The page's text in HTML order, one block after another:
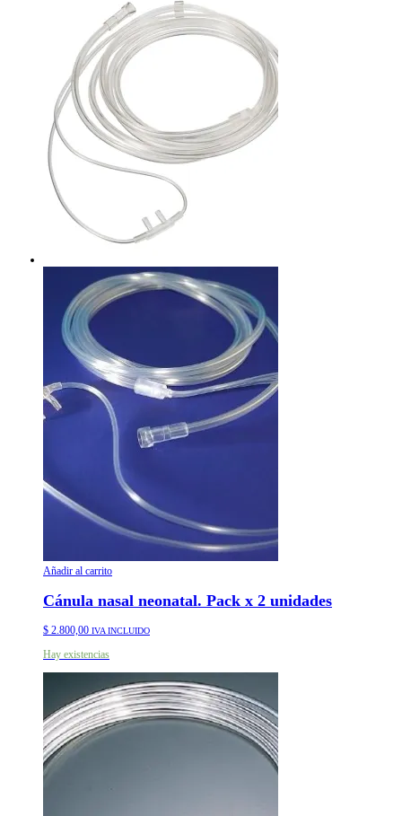
Añadir al carrito
Cánula nasal neonatal. Pack x 2 unidades
$ 2.800,00 IVA INCLUIDO
Hay existencias